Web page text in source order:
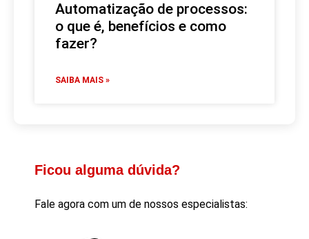
Automatização de processos:
o que é, benefícios e como
fazer?
SAIBA MAIS »
Ficou alguma dúvida?
Fale agora com um de nossos especialistas: